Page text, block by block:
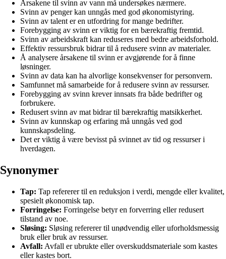
Årsakene til svinn av vann må undersøkes nærmere.
Svinn av penger kan unngås med god økonomistyring.
Svinn av talent er en utfordring for mange bedrifter.
Forebygging av svinn er viktig for en bærekraftig fremtid.
Svinn av arbeidskraft kan reduseres med bedre arbeidsforhold.
Effektiv ressursbruk bidrar til å redusere svinn av materialer.
Å analysere årsakene til svinn er avgjørende for å finne
løsninger.
Svinn av data kan ha alvorlige konsekvenser for personvern.
Samfunnet må samarbeide for å redusere svinn av ressurser.
Forebygging av svinn krever innsats fra både bedrifter og
forbrukere.
Redusert svinn av mat bidrar til bærekraftig matsikkerhet.
Svinn av kunnskap og erfaring må unngås ved god
kunnskapsdeling.
Det er viktig å være bevisst på svinnet av tid og ressurser i
hverdagen.
Synonymer
Tap: Tap refererer til en reduksjon i verdi, mengde eller kvalitet,
spesielt økonomisk tap.
Forringelse: Forringelse betyr en forverring eller redusert
tilstand av noe.
Sløsing: Sløsing refererer til unødvendig eller uforholdsmessig
bruk eller bruk av ressurser.
Avfall: Avfall er ubrukte eller overskuddsmateriale som kastes
eller kastes bort.